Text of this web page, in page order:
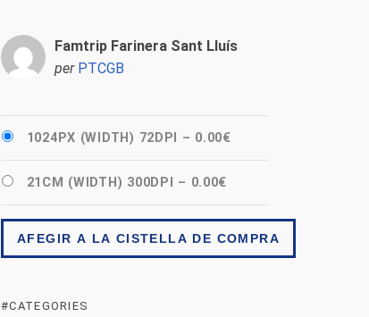
Famtrip Farinera Sant Lluís
per PTCGB
1024PX (WIDTH) 72DPI – 0.00€
21CM (WIDTH) 300DPI – 0.00€
AFEGIR A LA CISTELLA DE COMPRA
#CATEGORIES